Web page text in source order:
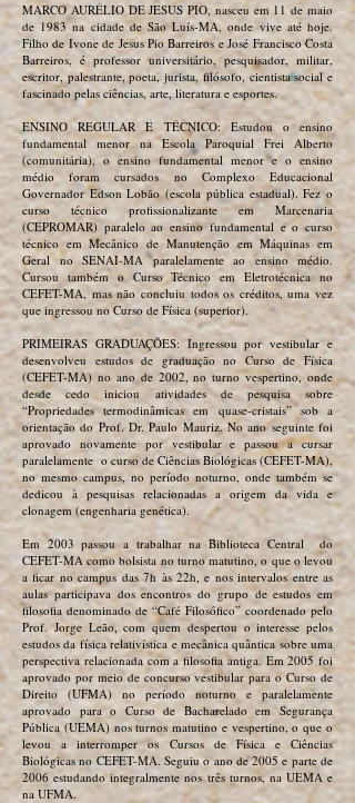
MARCO AURÉLIO DE JESUS PIO, nasceu em 11 de maio
de 1983 na cidade de São Luís-MA, onde vive até hoje.
Filho de Ivone de Jesus Pio Barreiros e José Francisco Costa
Barreiros, é professor universitário, pesquisador, militar,
escritor, palestrante, poeta, jurista, filósofo, cientista social e
fascinado pelas ciências, arte, literatura e esportes.
ENSINO REGULAR E TÉCNICO: Estudou o ensino
fundamental menor na Escola Paroquial Frei Alberto
(comunitária), o ensino fundamental menor e o ensino
médio foram cursados no Complexo Educacional
Governador Edson Lobão (escola pública estadual). Fez o
curso técnico profissionalizante em Marcenaria
(CEPROMAR) paralelo ao ensino fundamental e o curso
técnico em Mecânico de Manutenção em Máquinas em
Geral no SENAI-MA paralelamente ao ensino médio.
Cursou também o Curso Técnico em Eletrotécnica no
CEFET-MA, mas não concluiu todos os créditos, uma vez
que ingressou no Curso de Física (superior).
PRIMEIRAS GRADUAÇÕES: Ingressou por vestibular e
desenvolveu estudos de graduação no Curso de Física
(CEFET-MA) no ano de 2002, no turno vespertino, onde
desde cedo iniciou atividades de pesquisa sobre
“Propriedades termodinâmicas em quase-cristais” sob a
orientação do Prof. Dr. Paulo Mauriz. No ano seguinte foi
aprovado novamente por vestibular e passou a cursar
paralelamente o curso de Ciências Biológicas (CEFET-MA),
no mesmo campus, no período noturno, onde também se
dedicou à pesquisas relacionadas a origem da vida e
clonagem (engenharia genética).
Em 2003 passou a trabalhar na Biblioteca Central do
CEFET-MA como bolsista no turno matutino, o que o levou
a ficar no campus das 7h às 22h, e nos intervalos entre as
aulas participava dos encontros do grupo de estudos em
filosofia denominado de “Café Filosófico” coordenado pelo
Prof. Jorge Leão, com quem despertou o interesse pelos
estudos da física relativística e mecânica quântica sobre uma
perspectiva relacionada com a filosofia antiga. Em 2005 foi
aprovado por meio de concurso vestibular para o Curso de
Direito (UFMA) no período noturno e paralelamente
aprovado para o Curso de Bacharelado em Segurança
Pública (UEMA) nos turnos matutino e vespertino, o que o
levou a interromper os Cursos de Física e Ciências
Biológicas no CEFET-MA. Seguiu o ano de 2005 e parte de
2006 estudando integralmente nos três turnos, na UEMA e
na UFMA.